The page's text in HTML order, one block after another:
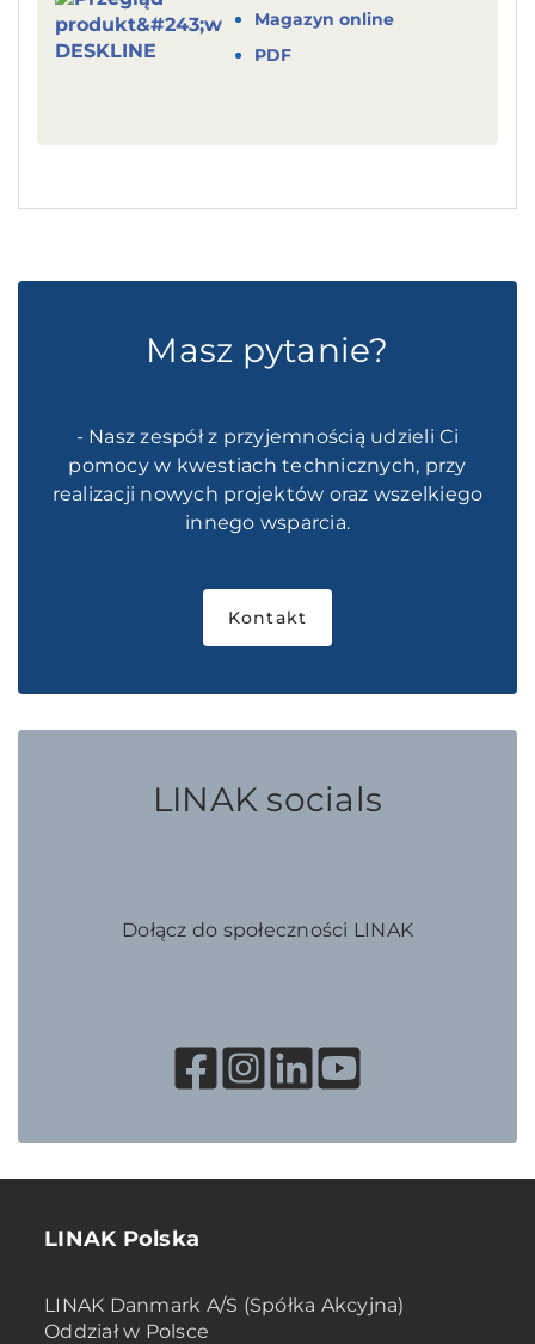
Magazyn online
PDF
Masz pytanie?
- Nasz zespół z przyjemnością udzieli Ci
pomocy w kwestiach technicznych, przy
realizacji nowych projektów oraz wszelkiego
innego wsparcia.
Kontakt
LINAK socials
Dołącz do społeczności LINAK
LINAK Polska
LINAK Danmark A/S (Spółka Akcyjna)
Oddział w Polsce